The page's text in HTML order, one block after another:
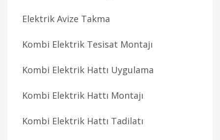
Elektrik Avize Takma
Kombi Elektrik Tesisat Montajı
Kombi Elektrik Hattı Uygulama
Kombi Elektrik Hattı Montajı
Kombi Elektrik Hattı Tadilatı